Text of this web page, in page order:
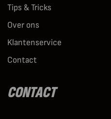
Tips & Tricks
Over ons
Klantenservice
Contact
CONTACT